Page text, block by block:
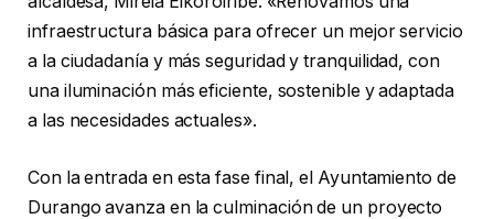
infraestructura básica para ofrecer un mejor servicio
a la ciudadanía y más seguridad y tranquilidad, con
una iluminación más eficiente, sostenible y adaptada
a las necesidades actuales».
Con la entrada en esta fase final, el Ayuntamiento de
Durango avanza en la culminación de un proyecto